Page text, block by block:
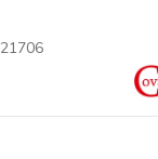
WIADRA,PTAKI
ZIEMIA I PODŁOŻA
DRÓB
DRÓB